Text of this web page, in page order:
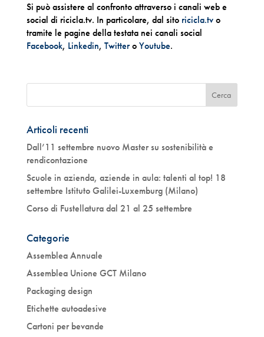
Si può assistere al confronto attraverso i canali web e
social di ricicla.tv. In particolare, dal sito ricicla.tvo
tramite le pagine della testata nei canali social
Facebook, Linkedin, TwitteroYoutube.
Articoli recenti
Dall’11 settembre nuovo Master su sostenibilità e
rendicontazione
Scuole in azienda, aziende in aula: talenti al top! 18
settembre Istituto Galilei-Luxemburg (Milano)
Corso di Fustellatura dal 21 al 25 settembre
Categorie
Assemblea Annuale
Assemblea Unione GCT Milano
Packaging design
Etichette autoadesive
Cartoni per bevande